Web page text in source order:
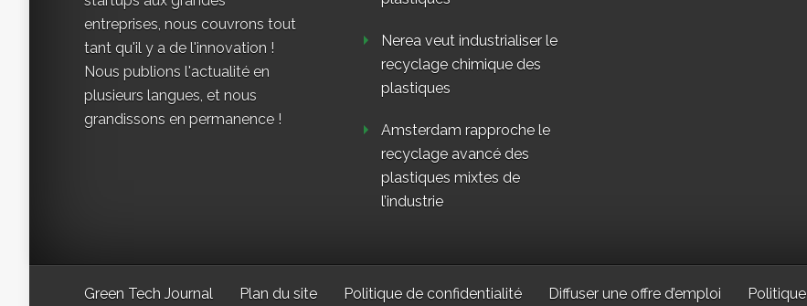
entreprises, nous couvrons tout
tant qu'il y a de l'innovation !
Nous publions l'actualité en
plusieurs langues, et nous
grandissons en permanence !
Nerea veut industrialiser le
recyclage chimique des
plastiques
Amsterdam rapproche le
recyclage avancé des
plastiques mixtes de
l’industrie
Green Tech Journal Plan du site Politique de confidentialité Diffuser une offre d’emploi